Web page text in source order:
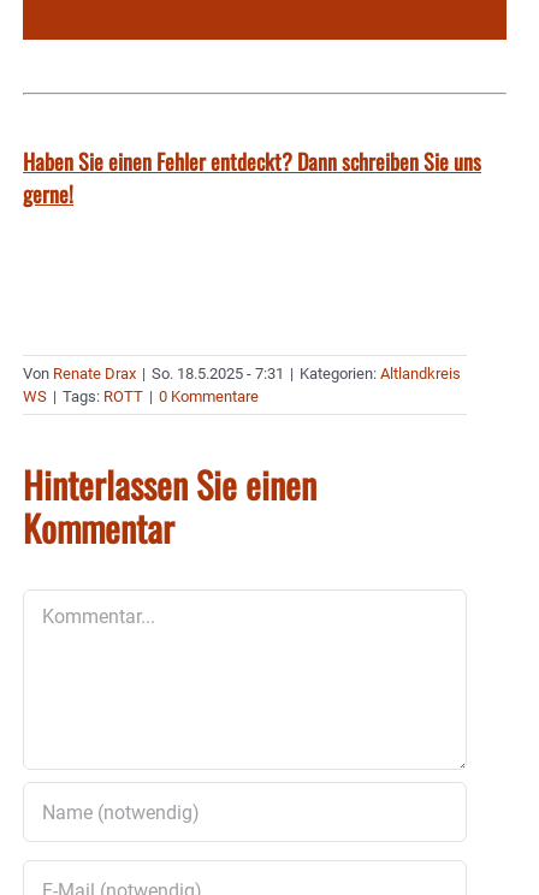
Haben Sie einen Fehler entdeckt? Dann schreiben Sie uns
gerne!
Von Renate Drax | So. 18.5.2025 - 7:31 | Kategorien: Altlandkreis
WS | Tags: ROTT | 0 Kommentare
Hinterlassen Sie einen
Kommentar